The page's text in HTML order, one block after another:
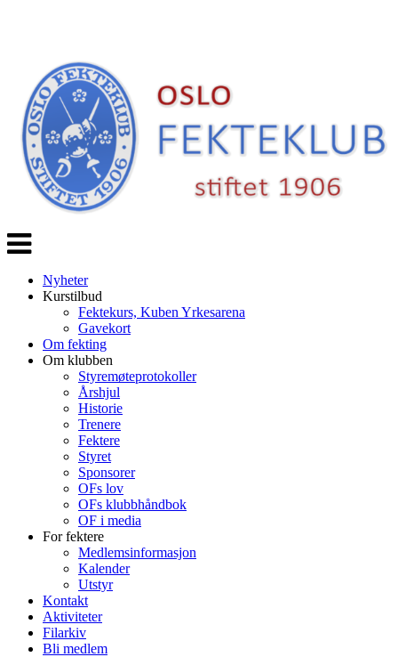
Veksle
navigasjon
Nyheter
Kurstilbud
Fektekurs, Kuben Yrkesarena
Gavekort
Om fekting
Om klubben
Styremøteprotokoller
Årshjul
Historie
Trenere
Fektere
Styret
Sponsorer
OFs lov
OFs klubbhåndbok
OF i media
For fektere
Medlemsinformasjon
Kalender
Utstyr
Kontakt
Aktiviteter
Filarkiv
Bli medlem